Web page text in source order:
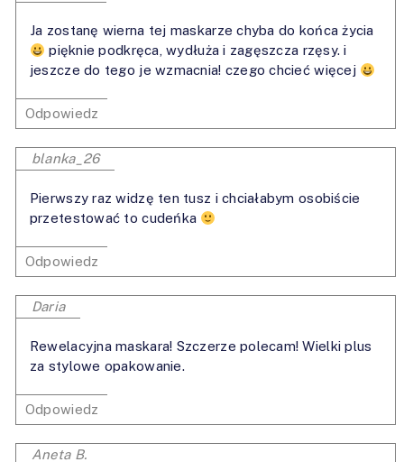
Ja zostanę wierna tej maskarze chyba do końca życia
pięknie podkręca, wydłuża i zagęszcza rzęsy. i
jeszcze do tego je wzmacnia! czego chcieć więcej
Odpowiedz
blanka_26
Pierwszy raz widzę ten tusz i chciałabym osobiście
przetestować to cudeńka
Odpowiedz
Daria
Rewelacyjna maskara! Szczerze polecam! Wielki plus
za stylowe opakowanie.
Odpowiedz
Aneta B.